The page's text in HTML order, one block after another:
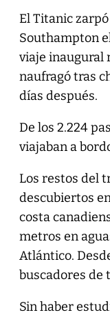
El Titanic
Southampton
viaje inaugural
naufragó tras
días después.
De los 2.224
viajaban a
Los restos del
descubiertos
costa
metros en
Atlántico.
buscadores de
Sin haber